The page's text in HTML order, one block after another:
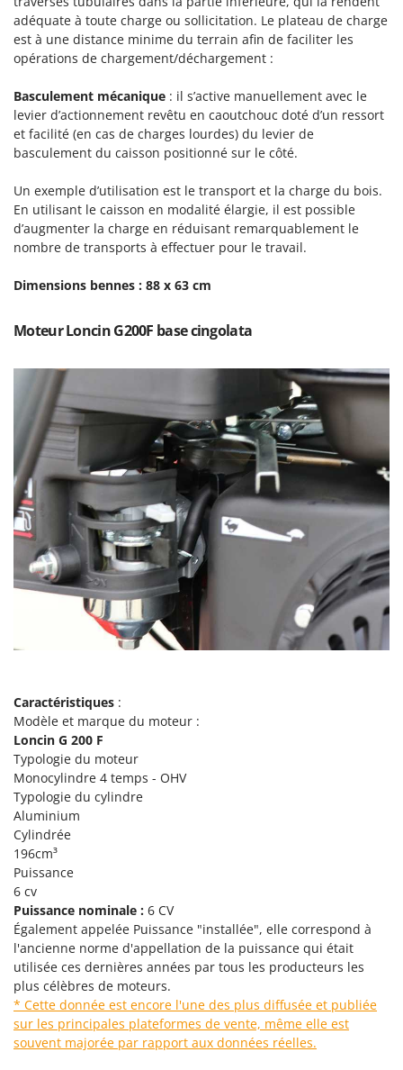
Master
Mastercook
Masterpro
McCulloch
MCH
Michelin
Minox
Mockmill
More than chef
MOSA
Mowox
N
New O.M.R.A.
Nilfisk
Ninja
Novatec
Novital
NuAir
NuovaFac
Officine Savioli
OMA
Omas
Ompagrill
Ooni
Oriental Koshin
Outdoorchef
P
Palumbo Pavi
Partisani
Paterlini
Philips
Pramac
adéquate à toute charge ou sollicitation. Le plateau de charge
est à une distance minime du terrain afin de faciliter les
opérations de chargement/déchargement :
Basculement mécanique : il s’active manuellement avec le
levier d’actionnement revêtu en caoutchouc doté d’un ressort
et facilité (en cas de charges lourdes) du levier de
basculement du caisson positionné sur le côté.
Un exemple d’utilisation est le transport et la charge du bois.
En utilisant le caisson en modalité élargie, il est possible
d’augmenter la charge en réduisant remarquablement le
nombre de transports à effectuer pour le travail.
Dimensions bennes : 88 x 63 cm
Moteur Loncin G200F base cingolata
Caractéristiques :
Modèle et marque du moteur :
Loncin G 200 F
Typologie du moteur
Monocylindre 4 temps - OHV
Typologie du cylindre
Aluminium
Cylindrée
196cm³
Puissance
6 cv
Puissance nominale : 6 CV
Également appelée Puissance "installée", elle correspond à
l'ancienne norme d'appellation de la puissance qui était
utilisée ces dernières années par tous les producteurs les
plus célèbres de moteurs.
* Cette donnée est encore l'une des plus diffusée et publiée
sur les principales plateformes de vente, même elle est
souvent majorée par rapport aux données réelles.